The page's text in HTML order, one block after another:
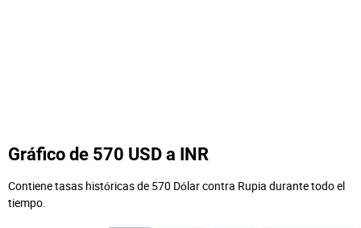
Gráfico de 570 USD a INR
Contiene tasas históricas de 570 Dólar contra Rupia durante todo el
tiempo.